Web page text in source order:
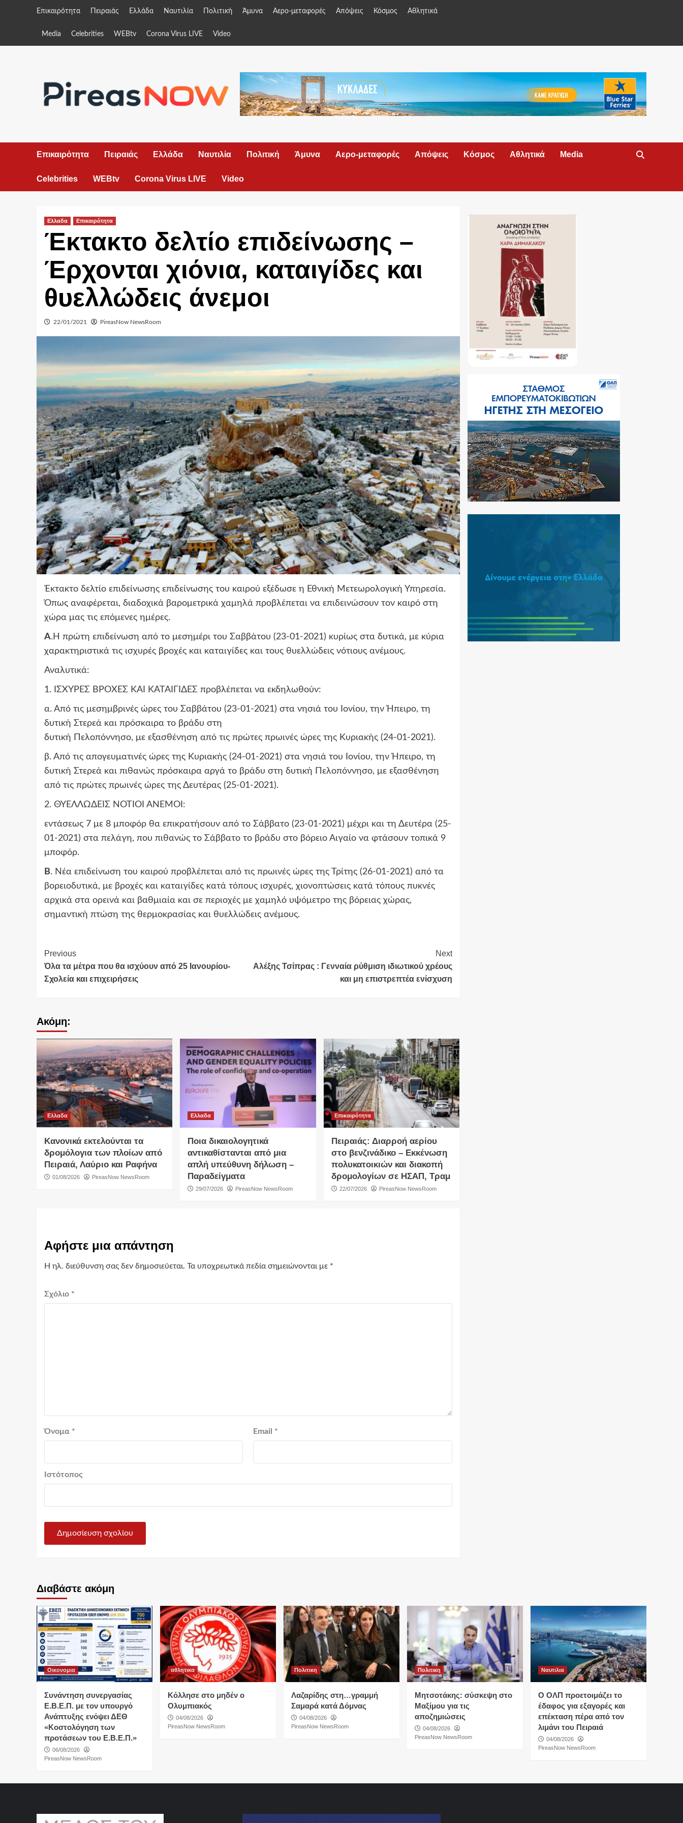
Επικαιρότητα Πειραιάς Ελλάδα Ναυτιλία Πολιτική Άμυνα Αερο-μεταφορές Απόψεις Κόσμος Αθλητικά
Media Celebrities WEBtv Corona Virus LIVE Video
Επικαιρότητα Πειραιάς Ελλάδα Ναυτιλία Πολιτική Άμυνα Αερο-μεταφορές Απόψεις Κόσμος Αθλητικά Media
Celebrities WEBtv Corona Virus LIVE Video
Ελλαδα Επικαιρότητα
Έκτακτο δελτίο επιδείνωσης –
Έρχονται χιόνια, καταιγίδες και
θυελλώδεις άνεμοι
22/01/2021 PireasNow NewsRoom
Έκτακτο δελτίο επιδείνωσης επιδείνωσης του καιρού εξέδωσε η Εθνική Μετεωρολογική Υπηρεσία.
Όπως αναφέρεται, διαδοχικά βαρομετρικά χαμηλά προβλέπεται να επιδεινώσουν τον καιρό στη
χώρα μας τις επόμενες ημέρες.
Α.Η πρώτη επιδείνωση από το μεσημέρι του Σαββάτου (23-01-2021) κυρίως στα δυτικά, με κύρια
χαρακτηριστικά τις ισχυρές βροχές και καταιγίδες και τους θυελλώδεις νότιους ανέμους.
Αναλυτικά:
1. ΙΣΧΥΡΕΣ ΒΡΟΧΕΣ ΚΑΙ ΚΑΤΑΙΓΙΔΕΣ προβλέπεται να εκδηλωθούν:
α. Από τις μεσημβρινές ώρες του Σαββάτου (23-01-2021) στα νησιά του Ιονίου, την Ήπειρο, τη
δυτική Στερεά και πρόσκαιρα το βράδυ στη
δυτική Πελοπόννησο, με εξασθένηση από τις πρώτες πρωινές ώρες της Κυριακής (24-01-2021).
β. Από τις απογευματινές ώρες της Κυριακής (24-01-2021) στα νησιά του Ιονίου, την Ήπειρο, τη
δυτική Στερεά και πιθανώς πρόσκαιρα αργά το βράδυ στη δυτική Πελοπόννησο, με εξασθένηση
από τις πρώτες πρωινές ώρες της Δευτέρας (25-01-2021).
2. ΘΥΕΛΛΩΔΕΙΣ ΝΟΤΙΟΙ ΑΝΕΜΟΙ:
εντάσεως 7 με 8 μποφόρ θα επικρατήσουν από το Σάββατο (23-01-2021) μέχρι και τη Δευτέρα (25-
01-2021) στα πελάγη, που πιθανώς το Σάββατο το βράδυ στο βόρειο Αιγαίο να φτάσουν τοπικά 9
μποφόρ.
Β. Νέα επιδείνωση του καιρού προβλέπεται από τις πρωινές ώρες της Τρίτης (26-01-2021) από τα
βορειοδυτικά, με βροχές και καταιγίδες κατά τόπους ισχυρές, χιονοπτώσεις κατά τόπους πυκνές
αρχικά στα ορεινά και βαθμιαία και σε περιοχές με χαμηλό υψόμετρο της βόρειας χώρας,
σημαντική πτώση της θερμοκρασίας και θυελλώδεις ανέμους.
Continue
Reading
Previous
Όλα τα μέτρα που θα ισχύουν από 25 Ιανουρίου-
Σχολεία και επιχειρήσεις
Next
Αλέξης Τσίπρας : Γενναία ρύθμιση ιδιωτικού χρέους
και μη επιστρεπτέα ενίσχυση
Ακόμη:
Ελλαδα
Κανονικά εκτελούνται τα
δρομόλογια των πλοίων από
Πειραιά, Λαύριο και Ραφήνα
01/08/2026 PireasNow NewsRoom
Ελλαδα
Ποια δικαιολογητικά
αντικαθίστανται από μια
απλή υπεύθυνη δήλωση –
Παραδείγματα
29/07/2026 PireasNow NewsRoom
Επικαιρότητα
Πειραιάς: Διαρροή αερίου
στο βενζινάδικο – Εκκένωση
πολυκατοικιών και διακοπή
δρομολογίων σε ΗΣΑΠ, Τραμ
22/07/2026 PireasNow NewsRoom
Αφήστε μια απάντηση
Η ηλ. διεύθυνση σας δεν δημοσιεύεται. Τα υποχρεωτικά πεδία σημειώνονται με *
Σχόλιο *
Όνομα * Email *
Ιστότοπος
Διαβάστε ακόμη
Οικονομια
Συνάντηση συνεργασίας
Ε.Β.Ε.Π. με τον υπουργό
Ανάπτυξης ενόψει ΔΕΘ
«Κοστολόγηση των
προτάσεων του Ε.Β.Ε.Π.»
06/08/2026
PireasNow NewsRoom
αθλητικα
Κόλλησε στο μηδέν ο
Ολυμπιακός
04/08/2026
PireasNow NewsRoom
Πολιτικη
Λαζαρίδης στη…γραμμή
Σαμαρά κατά Δόμνας
04/08/2026
PireasNow NewsRoom
Πολιτικη
Μητσοτάκης: σύσκεψη στο
Μαξίμου για τις
αποζημιώσεις
04/08/2026
PireasNow NewsRoom
Ναυτιλια
O ΟΛΠ προετοιμάζει το
έδαφος για εξαγορές και
επέκταση πέρα από τον
λιμάνι του Πειραιά
04/08/2026
PireasNow NewsRoom